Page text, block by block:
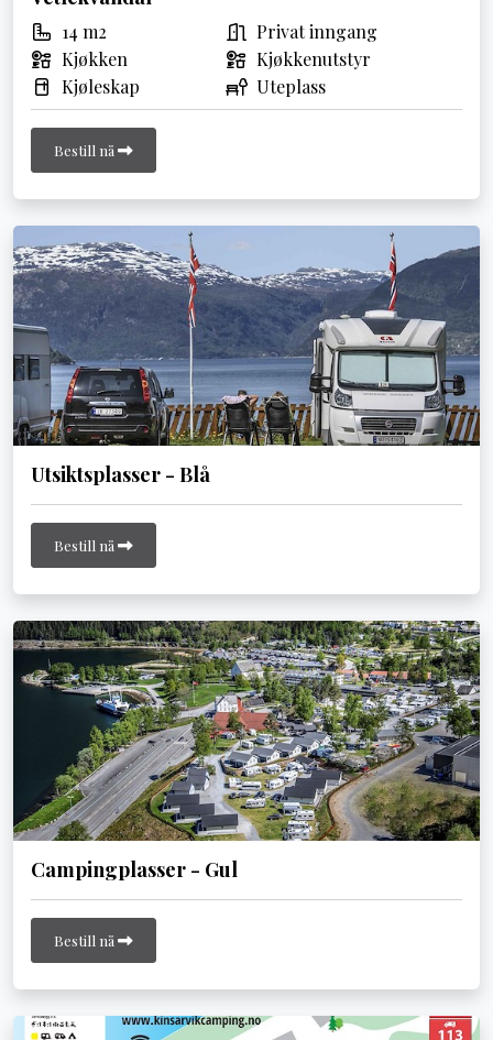
14 m2
Privat inngang
Kjøkken
Kjøkkenutstyr
Kjøleskap
Uteplass
Bestill nå
Utsiktsplasser - Blå
Bestill nå
Campingplasser - Gul
Bestill nå